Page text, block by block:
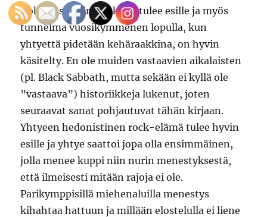
Koko keskeisin elinkaari tulee esille ja myös
tunnelma vuosikymmenen lopulla, kun
yhtyettä pidetään kehäraakkina, on hyvin
käsitelty. En ole muiden vastaavien aikalaisten
(pl. Black Sabbath, mutta sekään ei kyllä ole
”vastaava”) historiikkeja lukenut, joten
seuraavat sanat pohjautuvat tähän kirjaan.
Yhtyeen hedonistinen rock-elämä tulee hyvin
esille ja yhtye saattoi jopa olla ensimmäinen,
jolla menee kuppi niin nurin menestyksestä,
että ilmeisesti mitään rajoja ei ole.
Parikymppisillä miehenaluilla menestys
kihahtaa hattuun ja millään elostelulla ei liene